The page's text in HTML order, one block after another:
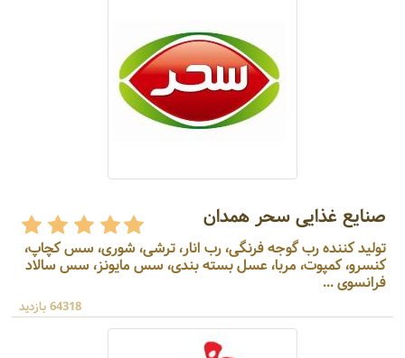
صنایع غذایی سحر همدان
تولید کننده رب گوجه فرنگی، رب انار، ترشی، شوری، سس کچاپ،
کنسرو، کمپوت، مربا، عسل بسته بندی، سس مایونز، سس سالاد
فرانسوی ...
64318 بازدید